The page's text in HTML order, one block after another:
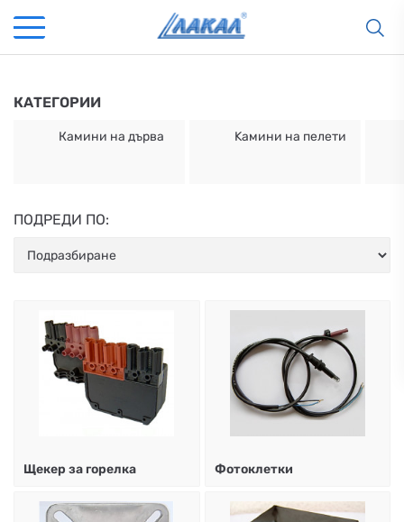
КАМИНИ
KАМИНИ
НА
ПЕЛЕТИ
КОТЛИ
KОТЛИ
НА
ГАЗ
КАТЕГОРИИ
Камини на дърва Kамини на пелети
ПОДРЕДИ ПО:
Щекер за горелка Фотоклетки